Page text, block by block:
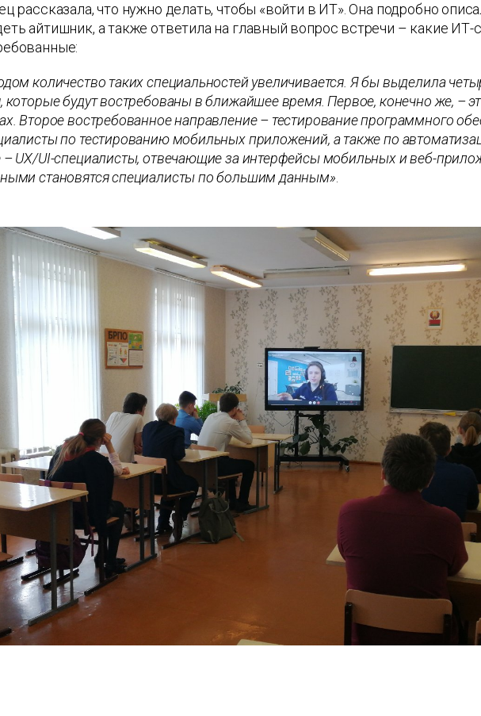
рассказала, что нужно делать, чтобы «войти в ИТ». Она подробно
айтишник, а также ответила на главный вопрос встречи – какие ИТ-
количество таких специальностей увеличивается. Я бы выделила
которые будут востребованы в ближайшее время. Первое, конечно же, –
Второе востребованное направление – тестирование программного
по тестированию мобильных приложений, а также по
– UX/UI-специалисты, отвечающие за интерфейсы мобильных и веб-
становятся специалисты по большим данным».